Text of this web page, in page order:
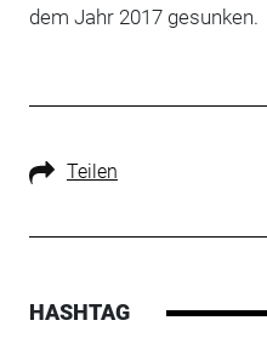
dem Jahr 2017 gesunken.
Teilen
HASHTAG